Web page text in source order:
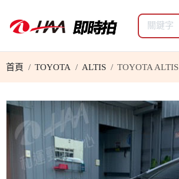
首頁 TOYOTA ALTIS TOYOTA ALTIS